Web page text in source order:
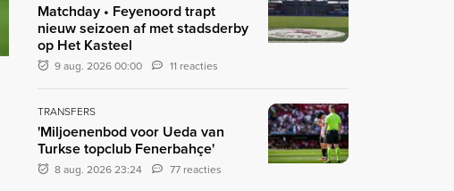
Matchday • Feyenoord trapt
nieuw seizoen af met stadsderby
op Het Kasteel
9 aug. 2026 00:00 11 reacties
TRANSFERS
'Miljoenenbod voor Ueda van
Turkse topclub Fenerbahçe'
8 aug. 2026 23:24 77 reacties